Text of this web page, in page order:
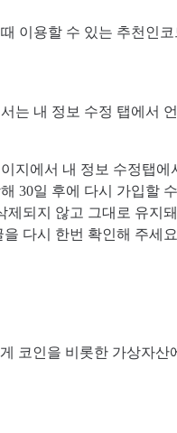
이용할 수 있는 추천인
는 내 정보 수정 탭에서
지에서 내 정보 수정탭에
30일 후에 다시 가입할
제되지 않고 그대로 유지
다시 한번 확인해 주세
코인을 비롯한 가상자